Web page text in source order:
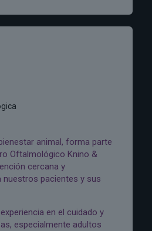
animal, forma parte
Oftalmológico Knino &
cercana y
nuestros pacientes y sus
en el cuidado y
especialmente adultos